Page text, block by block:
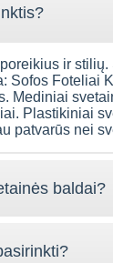
ir
Sofos Foteliai
Mediniai
Plastikiniai
patvarūs nei
baldai?